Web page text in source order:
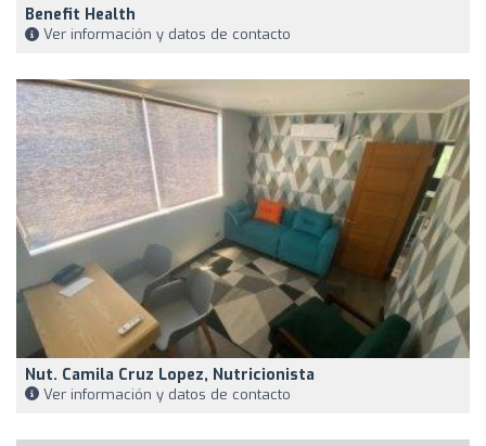
Benefit Health
Ver información y datos de contacto
Nut. Camila Cruz Lopez, Nutricionista
Ver información y datos de contacto